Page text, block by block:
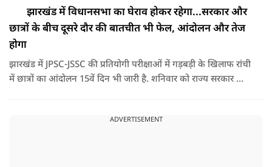
झारखंड में विधानसभा का घेराव होकर रहेगा...सरकार और
छात्रों के बीच दूसरे दौर की बातचीत भी फेल, आंदोलन और तेज
होगा
झारखंड में JPSC-JSSC की प्रतियोगी परीक्षाओं में गड़बड़ी के खिलाफ रांची
में छात्रों का आंदोलन 15वें दिन भी जारी है. शनिवार को राज्य सरकार और
ADVERTISEMENT